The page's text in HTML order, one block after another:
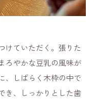
けていただく。張りた
ろやかな豆乳の風味が
、しばらく木枠の中で
き、しっかりとした歯